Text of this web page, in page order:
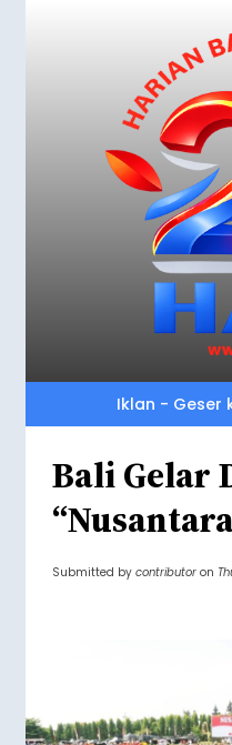
Iklan - Geser
Bali Gelar
Submitted by contributor on